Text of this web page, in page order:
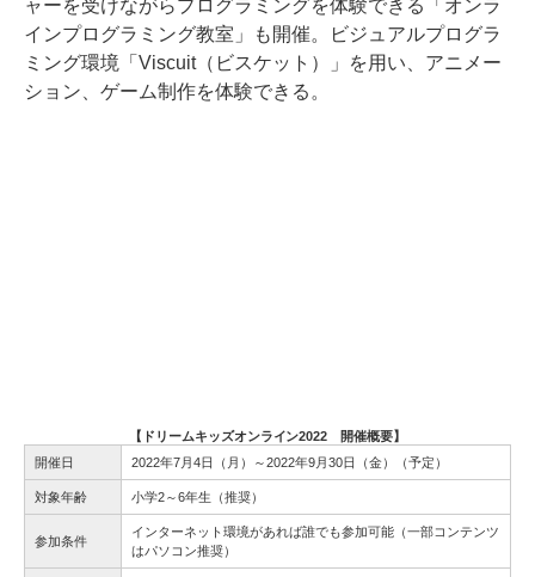
ャーを受けながらプログラミングを体験できる「オンラ
インプログラミング教室」も開催。ビジュアルプログラ
ミング環境「Viscuit（ビスケット）」を用い、アニメー
ション、ゲーム制作を体験できる。
【ドリームキッズオンライン2022 開催概要】
開催日
2022年7月4日（月）～2022年9月30日（金）（予定）
対象年齢 小学2～6年生（推奨）
参加条件
インターネット環境があれば誰でも参加可能（一部コンテンツ
はパソコン推奨）